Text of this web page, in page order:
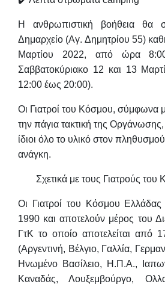
Η ανθρωπιστική βοήθεια θα
Δημαρχείο (Αγ. Δημητρίου 55)
Μαρτίου 2022, από ώρα
Σαββατοκύριακο 12 και 13
12:00 έως 20:00).
Οι Γιατροί του Κόσμου, σύμφωνα
την πάγια τακτική της
ίδιοι όλο το υλικό στον
ανάγκη.
Σχετικά με τους Γιατρούς
Οι Γιατροί του Κόσμου Ελλάδας
1990 και αποτελούν μέρος του
ΓτΚ το οποίο αποτελείται από
(Αργεντινή, Βέλγιο, Γαλλία,
Ηνωμένο Βασίλειο, Η.Π.Α.,
Καναδάς, Λουξεμβούργο,